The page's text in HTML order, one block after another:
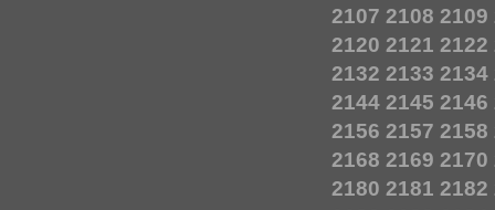
2107 2108 2109
2120 2121 2122
2132 2133 2134
2144 2145 2146
2156 2157 2158
2168 2169 2170
2180 2181 2182